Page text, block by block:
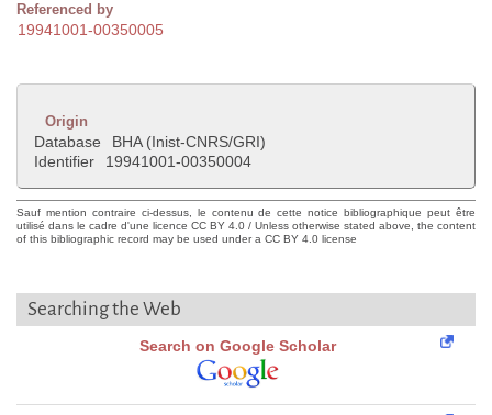
Referenced by
19941001-00350005
Origin
Database
BHA (Inist-CNRS/GRI)
Identifier
19941001-00350004
Sauf mention contraire ci-dessus, le contenu de cette notice bibliographique peut être
utilisé dans le cadre d'une licence CC BY 4.0 / Unless otherwise stated above, the content
of this bibliographic record may be used under a CC BY 4.0 license
Searching the Web
Search on Google Scholar